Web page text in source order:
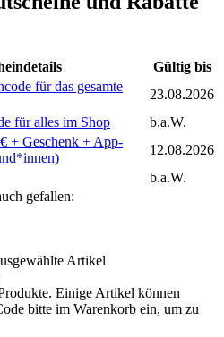
Gültig bis
für das gesamte
23.08.2026
für alles im Shop
b.a.W.
+ Geschenk + App-
12.08.2026
b.a.W.
gefallen:
Artikel
Einige Artikel können
bitte im Warenkorb ein, um zu